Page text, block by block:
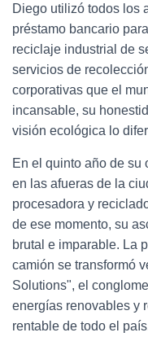
Diego utilizó todos los
préstamo bancario
reciclaje industrial de
servicios de
corporativas que el
incansable, su
visión ecológica lo
En el quinto año de su
en las afueras de la
procesadora y
de ese momento, su
brutal e imparable. La
camión se transformó
Solutions", el
energías renovables y
rentable de todo el